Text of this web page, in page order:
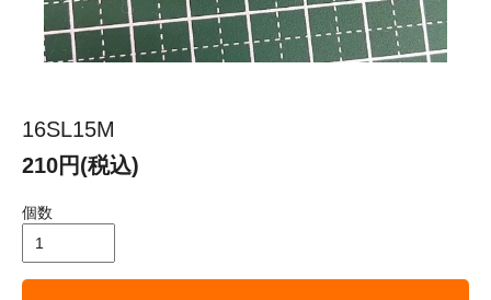
16SL15M
210円(税込)
個数